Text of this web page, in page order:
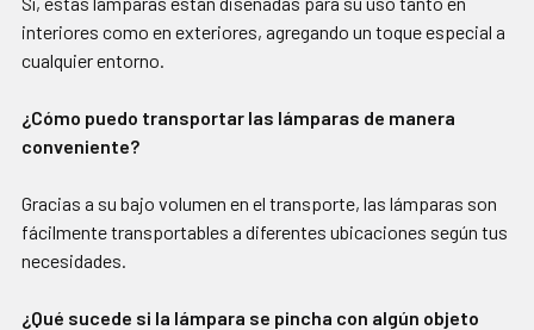
interiores como en exteriores, agregando un toque especial a
cualquier entorno.
¿Cómo puedo transportar las lámparas de manera
conveniente?
Gracias a su bajo volumen en el transporte, las lámparas son
fácilmente transportables a diferentes ubicaciones según tus
necesidades.
¿Qué sucede si la lámpara se pincha con algún objeto